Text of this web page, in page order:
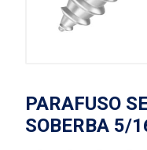
PARAFUSO
SOBERBA 5/